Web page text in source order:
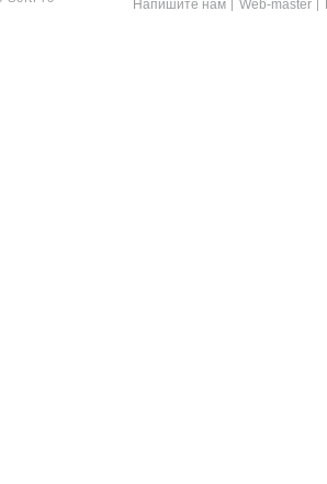
Напишите нам| Web-master|